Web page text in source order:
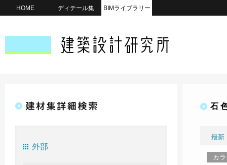
HOME ディテール集 BIMライブラリー
外部
石
最新
カ